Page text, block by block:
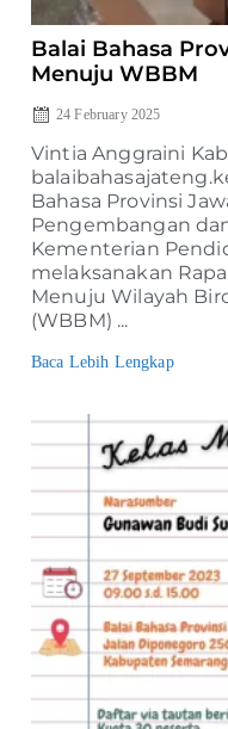
Balai Bahasa
Menuju WBBM
24 February 2025
Vintia Anggraini
Bahasa Provinsi
Pengembangan
Kementerian
melaksanakan
Menuju Wilayah
(WBBM) ...
Baca Lebih Lengkap